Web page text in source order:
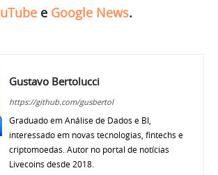
e Google News.
Gustavo Bertolucci
https://github.com/gusbertol
Graduado em Análise de Dados e BI,
interessado em novas tecnologias, fintechs e
criptomoedas. Autor no portal de notícias
Livecoins desde 2018.